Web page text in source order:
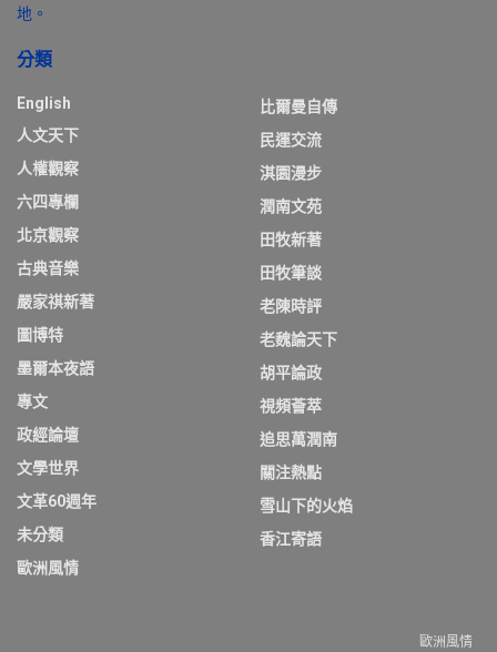
地。
分類
English
人文天下
人權觀察
六四專欄
北京觀察
古典音樂
嚴家祺新著
圖博特
墨爾本夜語
專文
政經論壇
文學世界
文革60週年
未分類
歐洲風情
比爾曼自傳
民運交流
淇園漫步
潤南文苑
田牧新著
田牧筆談
老陳時評
老魏論天下
胡平論政
視頻薈萃
追思萬潤南
關注熱點
雪山下的火焰
香江寄語
歐洲風情